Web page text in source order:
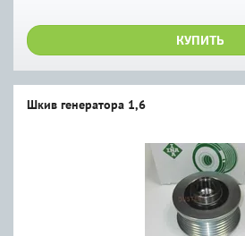
КУПИТЬ
Шкив генератора 1,6